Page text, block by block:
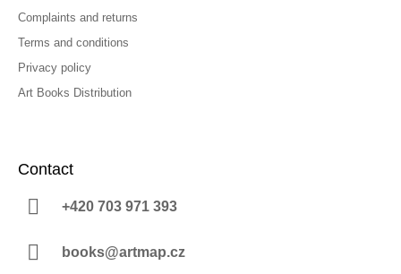
Complaints and returns
Terms and conditions
Privacy policy
Art Books Distribution
Contact
+420 703 971 393
books@artmap.cz